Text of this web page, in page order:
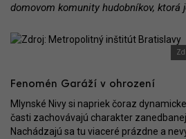
domovom komunity hudobníkov, ktorá
Fenomén Garáží v ohrození
Mlynské Nivy si napriek čoraz
časti zachovávajú charakter
Nachádzajú sa tu viaceré prázdne a